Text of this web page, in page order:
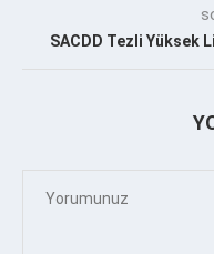
SACDD Tezli Yüksek